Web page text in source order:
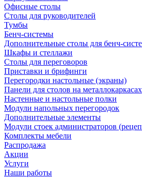
Офисные столы
Столы для руководителей
Тумбы
Бенч-системы
Дополнительные столы для бенч-
Шкафы и стеллажи
Столы для переговоров
Приставки и брифинги
Перегородки настольные (экраны)
Панели для столов на металлокаркасах
Настенные и настольные полки
Модули напольных перегородок
Дополнительные элементы
Модули стоек администраторов
Комплекты мебели
Распродажа
Акции
Услуги
Наши работы